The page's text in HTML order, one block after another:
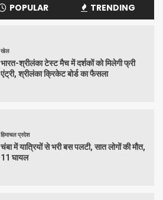
POPULAR TRENDING
खेल
भारत-श्रीलंका टेस्ट मैच में दर्शकों को मिलेगी फ्री
एंट्री, श्रीलंका क्रिकेट बोर्ड का फैसला
हिमाचल प्रदेश
चंबा में यात्रियों से भरी बस पलटी, सात लोगों की मौत,
11 घायल